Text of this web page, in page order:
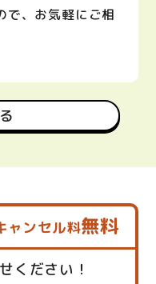
で、お気軽にご相
ャンセル料無料
ください！